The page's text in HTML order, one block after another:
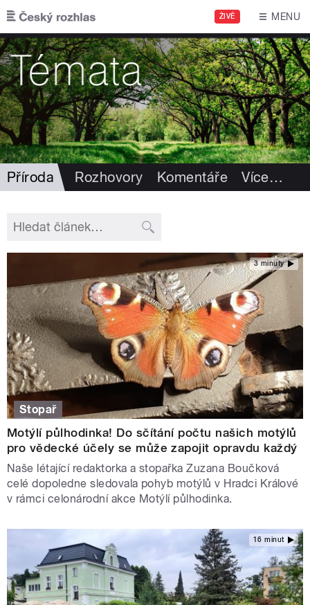
Přejít k hlavnímu obsahu
ŽIVĚ MENU
Příroda Rozhovory Komentáře Více…
3 minuty
Stopař
Motýlí půlhodinka! Do sčítání počtu našich motýlů
pro vědecké účely se může zapojit opravdu každý
Naše létající redaktorka a stopařka Zuzana Boučková
celé dopoledne sledovala pohyb motýlů v Hradci Králové
v rámci celonárodní akce Motýlí půlhodinka.
16 minut